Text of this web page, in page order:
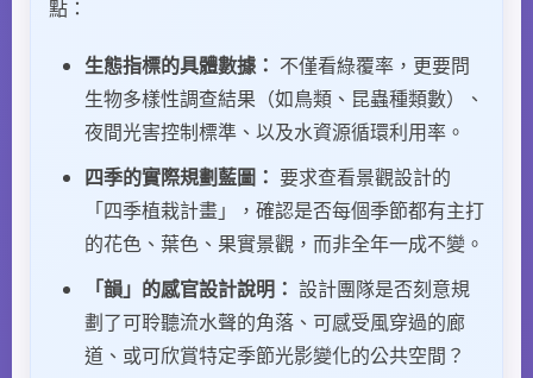
點：
生態指標的具體數據： 不僅看綠覆率，更要問
生物多樣性調查結果（如鳥類、昆蟲種類數）、
夜間光害控制標準、以及水資源循環利用率。
四季的實際規劃藍圖： 要求查看景觀設計的
「四季植栽計畫」，確認是否每個季節都有主打
的花色、葉色、果實景觀，而非全年一成不變。
「韻」的感官設計說明： 設計團隊是否刻意規
劃了可聆聽流水聲的角落、可感受風穿過的廊
道、或可欣賞特定季節光影變化的公共空間？